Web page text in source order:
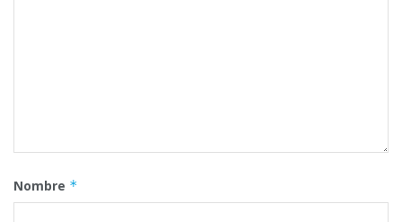
Nombre *